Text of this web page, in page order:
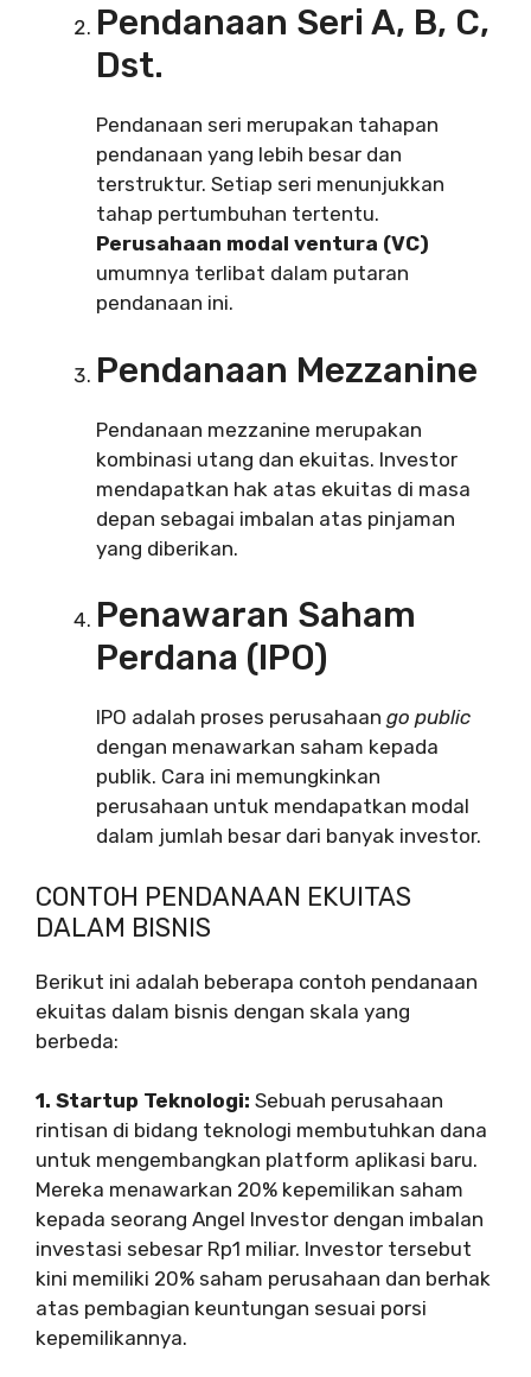
Pendanaan Seri A, B, C,
Dst.
Pendanaan seri merupakan tahapan
pendanaan yang lebih besar dan
terstruktur. Setiap seri menunjukkan
tahap pertumbuhan tertentu.
Perusahaan modal ventura (VC)
umumnya terlibat dalam putaran
pendanaan ini.
Pendanaan Mezzanine
Pendanaan mezzanine merupakan
kombinasi utang dan ekuitas. Investor
mendapatkan hak atas ekuitas di masa
depan sebagai imbalan atas pinjaman
yang diberikan.
Penawaran Saham
Perdana (IPO)
IPO adalah proses perusahaan go public
dengan menawarkan saham kepada
publik. Cara ini memungkinkan
perusahaan untuk mendapatkan modal
dalam jumlah besar dari banyak investor.
CONTOH PENDANAAN EKUITAS
DALAM BISNIS
Berikut ini adalah beberapa contoh pendanaan
ekuitas dalam bisnis dengan skala yang
berbeda:
1. Startup Teknologi: Sebuah perusahaan
rintisan di bidang teknologi membutuhkan dana
untuk mengembangkan platform aplikasi baru.
Mereka menawarkan 20% kepemilikan saham
kepada seorang Angel Investor dengan imbalan
investasi sebesar Rp1 miliar. Investor tersebut
kini memiliki 20% saham perusahaan dan berhak
atas pembagian keuntungan sesuai porsi
kepemilikannya.